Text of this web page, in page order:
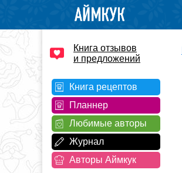
Книга отзывов
и предложений
Книга рецептов
Планнер
Любимые авторы
Журнал
Авторы Аймкук